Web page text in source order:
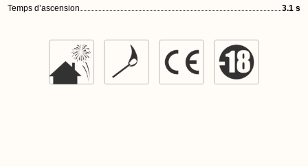
Temps d’ascension
3.1 s